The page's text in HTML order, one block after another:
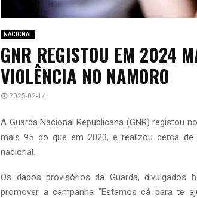
NACIONAL
GNR REGISTOU EM 2024
VIOLÊNCIA NO NAMORO
2025-02-14
A Guarda Nacional Republicana (GNR) registou
mais 95 do que em 2023, e realizou cerca
nacional.
Os dados provisórios da Guarda,
promover a campanha “Estamos cá para te